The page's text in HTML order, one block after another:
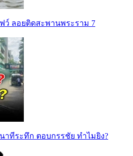
ว์ ลอยติดสะพานพระราม 7
าทีระทึก ตอบกรรชัย ทำไมยิง?